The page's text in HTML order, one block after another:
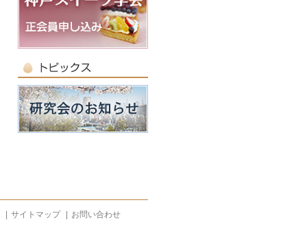
サイトマップ お問い合わせ